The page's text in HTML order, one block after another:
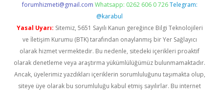
forumhizmeti@gmail.com Whatsapp: 0262 606 0 726 Telegram:
@karabul
Yasal Uyarı: Sitemiz, 5651 Sayılı Kanun gereğince Bilgi Teknolojileri
ve İletişim Kurumu (BTK) tarafından onaylanmış bir Yer Sağlayıcı
olarak hizmet vermektedir. Bu nedenle, sitedeki içerikleri proaktif
olarak denetleme veya araştırma yükümlülüğümüz bulunmamaktadır.
Ancak, üyelerimiz yazdıkları içeriklerin sorumluluğunu taşımakta olup,
siteye üye olarak bu sorumluluğu kabul etmiş sayılırlar. Bu internet